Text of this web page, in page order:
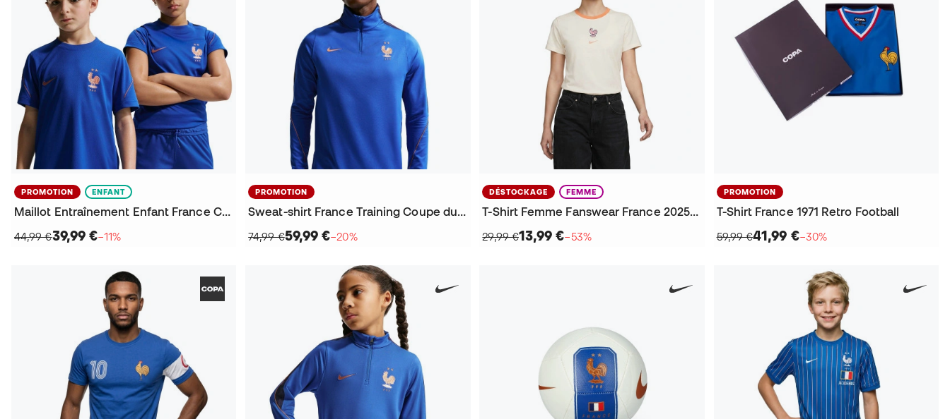
PROMOTION ENFANT
Maillot Entraînement Enfant France Coupe du Monde 2026
44,99 €39,99 €−11%
PROMOTION
Sweat-shirt France Training Coupe du Monde 2026
74,99 €59,99 €−20%
DÉSTOCKAGE FEMME
T-Shirt Femme Fanswear France 2025-2026
29,99 €13,99 €−53%
PROMOTION
T-Shirt France 1971 Retro Football
59,99 €41,99 €−30%